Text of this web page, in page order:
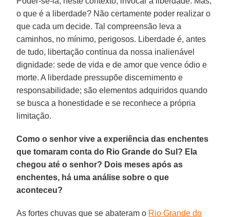
o que é a liberdade? Não certamente poder realizar o
que cada um decide. Tal compreensão leva a
caminhos, no mínimo, perigosos. Liberdade é, antes
de tudo, libertação contínua da nossa inalienável
dignidade: sede de vida e de amor que vence ódio e
morte. A liberdade pressupõe discernimento e
responsabilidade; são elementos adquiridos quando
se busca a honestidade e se reconhece a própria
limitação.
Como o senhor vive a experiência das enchentes
que tomaram conta do Rio Grande do Sul? Ela
chegou até o senhor? Dois meses após as
enchentes, há uma análise sobre o que
aconteceu?
As fortes chuvas que se abateram o Rio Grande do